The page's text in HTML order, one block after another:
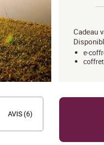
Cadeau
e-
AVIS (6)